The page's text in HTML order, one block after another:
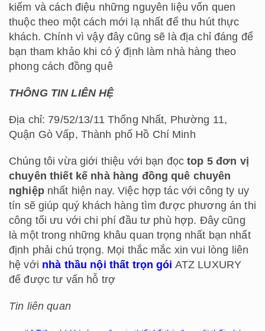
kiếm và cách điệu những nguyên liệu vốn quen
thuộc theo một cách mới lạ nhất để thu hút thực
khách. Chính vì vậy đây cũng sẽ là địa chỉ đáng để
bạn tham khảo khi có ý định làm nhà hàng theo
phong cách đồng quê
THÔNG TIN LIÊN HỆ
Địa chỉ: 79/52/13/11 Thống Nhất, Phường 11,
Quận Gò Vấp, Thành phố Hồ Chí Minh
Chúng tôi vừa giới thiệu với bạn đọctop 5 đơn vị
chuyên thiết kế nhà hàng đồng quê chuyên
nghiệpnhất hiện nay. Việc hợp tác với công ty uy
tín sẽ giúp quý khách hàng tìm được phương án thi
công tối ưu với chi phí đầu tư phù hợp. Đây cũng
là một trong những khâu quan trọng nhất bạn nhất
định phải chú trọng. Mọi thắc mắc xin vui lòng liên
hệ với nhà thầu nội thất trọn gói ATZ LUXURY
để được tư vấn hỗ trợ
Tin liên quan